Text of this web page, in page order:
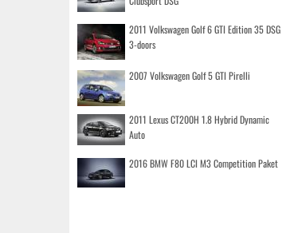
2011 Volkswagen Golf 6 GTI Edition 35 DSG
3-doors
2007 Volkswagen Golf 5 GTI Pirelli
2011 Lexus CT200H 1.8 Hybrid Dynamic
Auto
2016 BMW F80 LCI M3 Competition Paket